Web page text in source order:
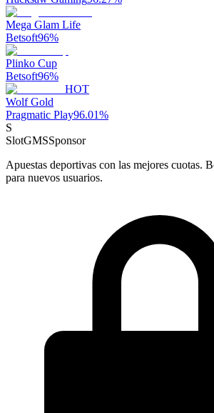
Mega Glam Life
Betsoft96%
Plinko Cup
Betsoft96%
HOT
Wolf Gold
Pragmatic Play96.01%
S
SlotGMSSponsor
Apuestas deportivas con las mejores cuotas.
para nuevos usuarios.